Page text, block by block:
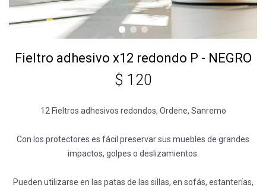
Fieltro adhesivo x12 redondo P - NEGRO
$ 120
12 Fieltros adhesivos redondos, Ordene, Sanremo
Con los protectores es fácil preservar sus muebles de grandes
impactos, golpes o deslizamientos.
Pueden utilizarse en las patas de las sillas, en sofás, estanterías,